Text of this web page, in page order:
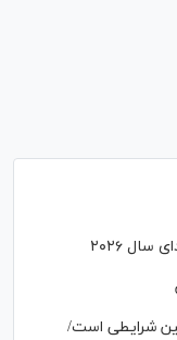
شرایطی است/